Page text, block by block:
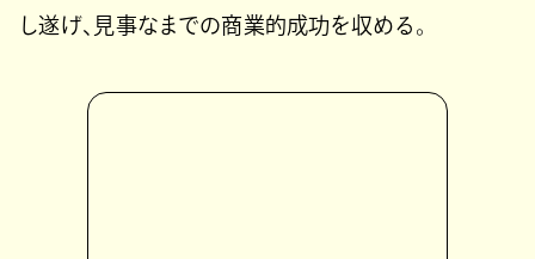
し遂げ、見事なまでの商業的成功を収める。